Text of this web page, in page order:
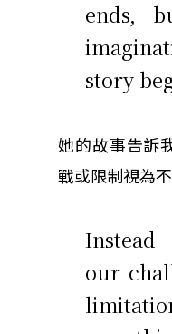
ends,
story
她的故事告訴
戰或限制視為
our